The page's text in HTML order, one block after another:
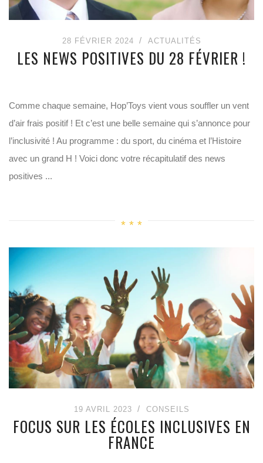
28 FÉVRIER 2024 ACTUALITÉS
LES NEWS POSITIVES DU 28 FÉVRIER !
Comme chaque semaine, Hop’Toys vient vous souffler un vent
d’air frais positif ! Et c’est une belle semaine qui s’annonce pour
l’inclusivité ! Au programme : du sport, du cinéma et l’Histoire
avec un grand H ! Voici donc votre récapitulatif des news
positives ...
19 AVRIL 2023 CONSEILS
FOCUS SUR LES ÉCOLES INCLUSIVES EN
FRANCE